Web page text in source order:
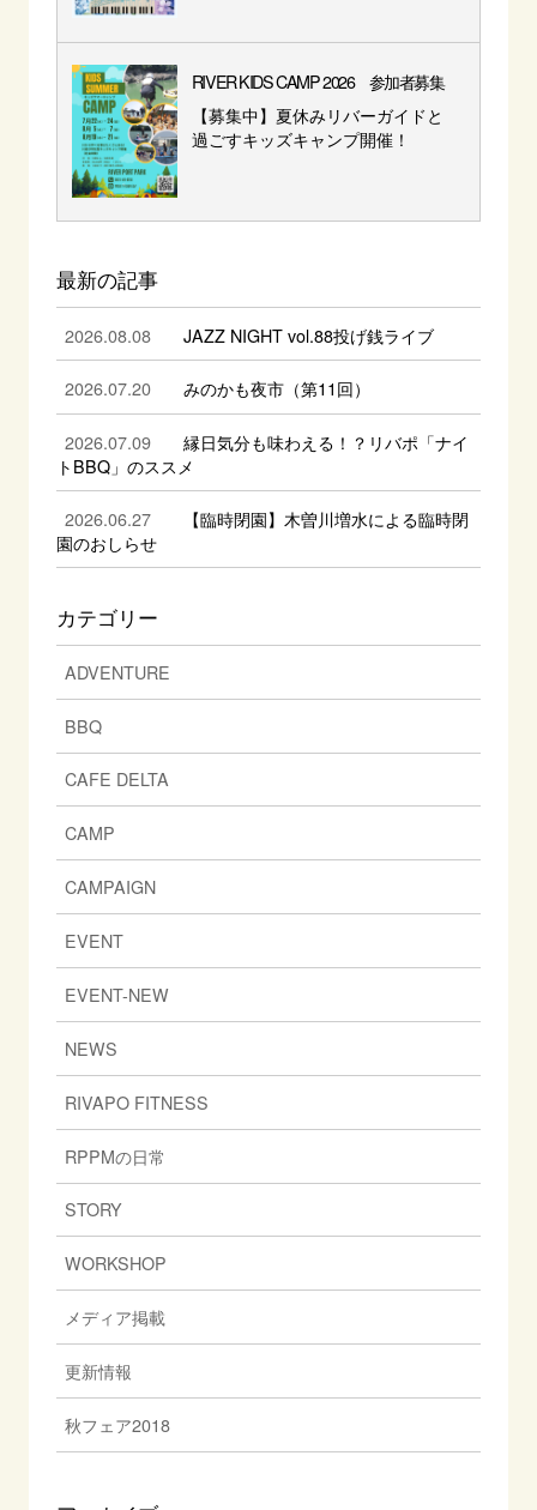
RIVER KIDS CAMP 2026 参加者募集
【募集中】夏休みリバーガイドと
過ごすキッズキャンプ開催！
最新の記事
2026.08.08 JAZZ NIGHT vol.88投げ銭ライブ
2026.07.20 みのかも夜市（第11回）
2026.07.09
縁日気分も味わえる！？リバポ「ナイ
トBBQ」のススメ
2026.06.27
【臨時閉園】木曽川増水による臨時閉
園のおしらせ
カテゴリー
ADVENTURE
BBQ
CAFE DELTA
CAMP
CAMPAIGN
EVENT
EVENT-NEW
NEWS
RIVAPO FITNESS
RPPMの日常
STORY
WORKSHOP
メディア掲載
更新情報
秋フェア2018